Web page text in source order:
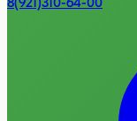
8(921)310-64-00